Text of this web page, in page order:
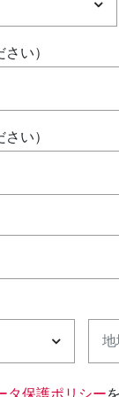
い）
い）